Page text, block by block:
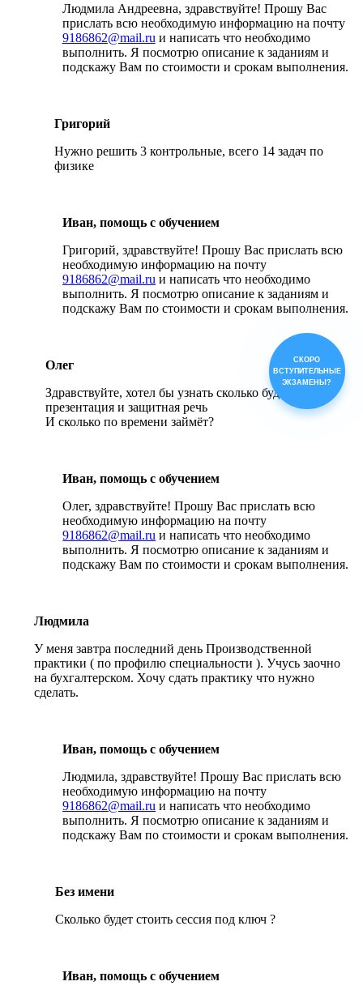
Людмила Андреевна, здравствуйте! Прошу Вас
прислать всю необходимую информацию на почту
9186862@mail.ru и написать что необходимо
выполнить. Я посмотрю описание к заданиям и
подскажу Вам по стоимости и срокам выполнения.
Григорий
Нужно решить 3 контрольные, всего 14 задач по
физике
Иван, помощь с обучением
Григорий, здравствуйте! Прошу Вас прислать всю
необходимую информацию на почту
9186862@mail.ru и написать что необходимо
выполнить. Я посмотрю описание к заданиям и
подскажу Вам по стоимости и срокам выполнения.
Олег
Здравствуйте, хотел бы узнать сколько будет стоить
презентация и защитная речь
И сколько по времени займёт?
Иван, помощь с обучением
Олег, здравствуйте! Прошу Вас прислать всю
необходимую информацию на почту
9186862@mail.ru и написать что необходимо
выполнить. Я посмотрю описание к заданиям и
подскажу Вам по стоимости и срокам выполнения.
Людмила
У меня завтра последний день Производственной
практики ( по профилю специальности ). Учусь заочно
на бухгалтерском. Хочу сдать практику что нужно
сделать.
Иван, помощь с обучением
Людмила, здравствуйте! Прошу Вас прислать всю
необходимую информацию на почту
9186862@mail.ru и написать что необходимо
выполнить. Я посмотрю описание к заданиям и
подскажу Вам по стоимости и срокам выполнения.
Без имени
Сколько будет стоить сессия под ключ ?
Иван, помощь с обучением
СКОРО
ВСТУПИТЕЛЬНЫЕ
ЭКЗАМЕНЫ?